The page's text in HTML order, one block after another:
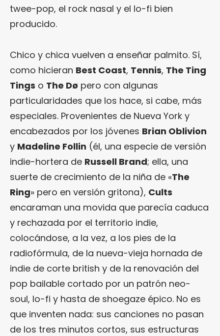
twee-pop, el rock nasal y el lo-fi bien
producido.
Chico y chica vuelven a enseñar palmito. Sí,
como hicieran Best Coast, Tennis, The Ting
Tings o The Dø pero con algunas
particularidades que los hace, si cabe, más
especiales. Provenientes de Nueva York y
encabezados por los jóvenes Brian Oblivion
y Madeline Follin (él, una especie de versión
indie-hortera de Russell Brand; ella, una
suerte de crecimiento de la niña de «The
Ring» pero en versión gritona), Cults
encaraman una movida que parecía caduca
y rechazada por el territorio indie,
colocándose, a la vez, a los pies de la
radiofórmula, de la nueva-vieja hornada de
indie de corte british y de la renovación del
pop bailable cortado por un patrón neo-
soul, lo-fi y hasta de shoegaze épico. No es
que inventen nada: sus canciones no pasan
de los tres minutos cortos, sus estructuras